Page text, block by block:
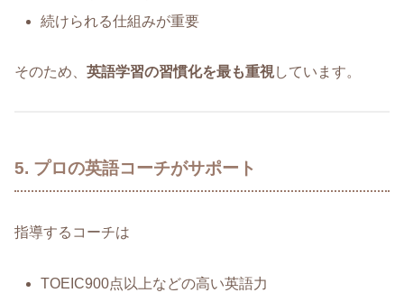
続けられる仕組みが重要
そのため、 英語学習の習慣化を最も重視しています。
5. プロの英語コーチがサポート
指導するコーチは
TOEIC900点以上などの高い英語力